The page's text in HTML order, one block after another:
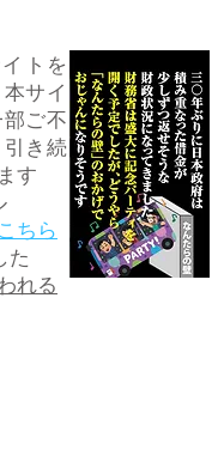
トを
サイ
ご不
き続
す
ちら
た
れる